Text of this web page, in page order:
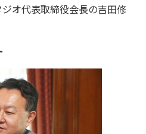
オ代表取締役会長の吉田修